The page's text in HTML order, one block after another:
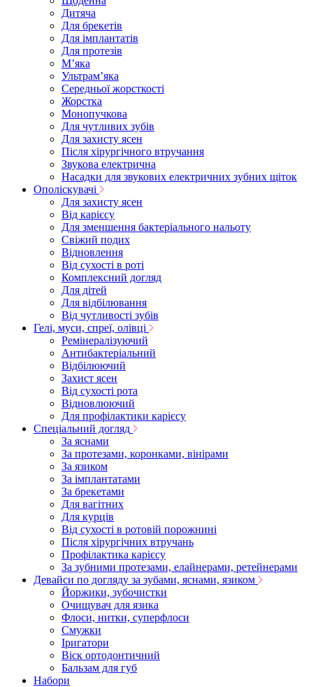
Дитяча
Для брекетів
Для імплантатів
Для протезів
Мʼяка
Ультрамʼяка
Середньої жорсткості
Жорстка
Монопучкова
Для чутливих зубів
Для захисту ясен
Після хірургічного втручання
Звукова електрична
Насадки для звукових електричних зубних щіток
Ополіскувачі
Для захисту ясен
Від карієсу
Для зменшення бактеріального нальоту
Свіжий подих
Відновлення
Від сухості в роті
Комплексний догляд
Для дітей
Для відбілювання
Від чутливості зубів
Гелі, муси, спреї, олівці
Ремінералізуючий
Антибактеріальний
Відбілюючий
Захист ясен
Від сухості рота
Відновлюючий
Для профілактики карієсу
Спеціальний догляд
За яснами
За протезами, коронками, вінірами
За язиком
За імплантатами
За брекетами
Для вагітних
Для курців
Від сухості в ротовій порожнині
Після хірургічних втручань
Профілактика карієсу
За зубними протезами, елайнерами, ретейнерами
Девайси по догляду за зубами, яснами, язиком
Йоржики, зубочистки
Очищувач для язика
Флоси, нитки, суперфлоси
Смужки
Іригатори
Віск ортодонтичний
Бальзам для губ
Набори